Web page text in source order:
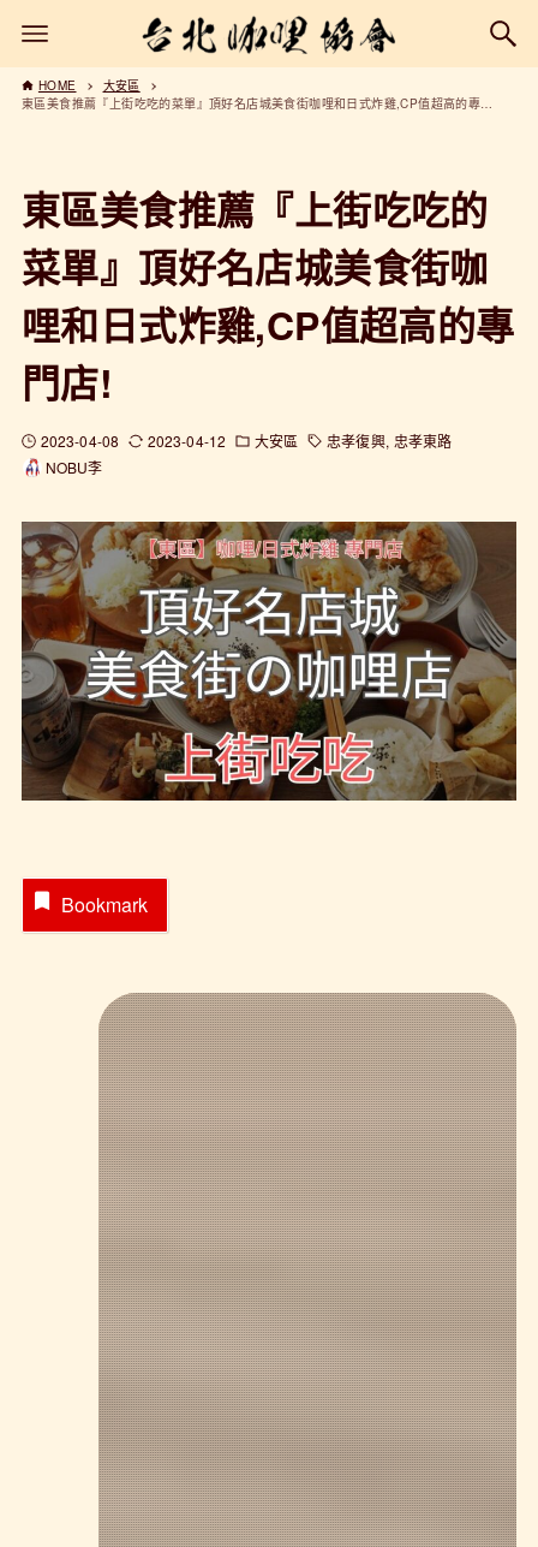
HOME
大安區
東區美食推薦『上街吃吃的菜單』頂好名店城美食街咖哩和日式炸雞,CP值超高的專門店!
東區美食推薦『上街吃吃的
菜單』頂好名店城美食街咖
哩和日式炸雞,CP值超高的專
門店!
2023-04-08 2023-04-12 大安區 忠孝復興 忠孝東路
NOBU李
Bookmark